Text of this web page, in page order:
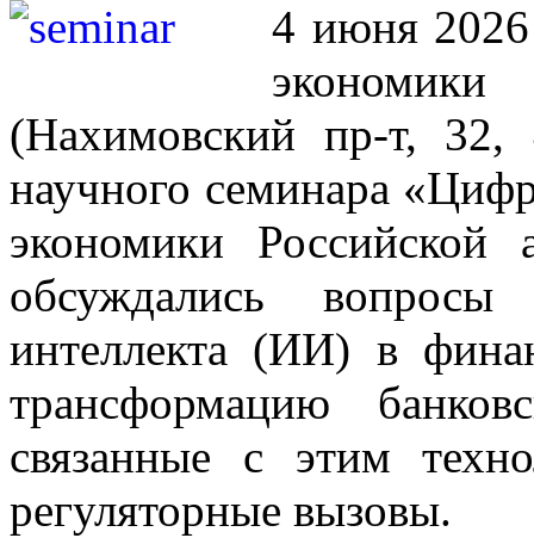
4 июня 2026
экономики
(Нахимовский пр-т, 32,
научного семинара
экономики Российской
обсуждались вопросы
интеллекта (ИИ) в
трансформацию
связанные с этим
регуляторные вызовы.